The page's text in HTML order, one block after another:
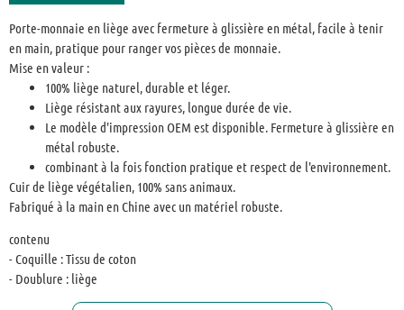
Porte-monnaie en liège avec fermeture à glissière en métal, facile à tenir
en main, pratique pour ranger vos pièces de monnaie.
Mise en valeur :
100% liège naturel, durable et léger.
Liège résistant aux rayures, longue durée de vie.
Le modèle d'impression OEM est disponible. Fermeture à glissière en
métal robuste.
combinant à la fois fonction pratique et respect de l'environnement.
Cuir de liège végétalien, 100% sans animaux.
Fabriqué à la main en Chine avec un matériel robuste.
contenu
- Coquille : Tissu de coton
- Doublure : liège